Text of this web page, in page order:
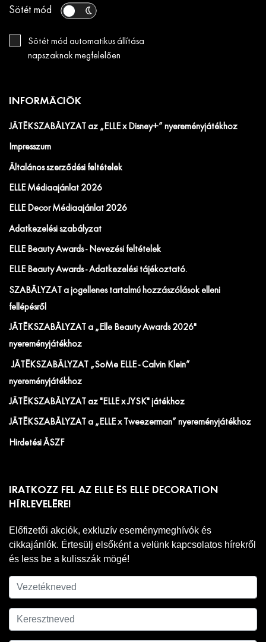
Sötét mód
Sötét mód automatikus állítása
napszaknak megfelelően
INFORMÁCIÓK
JÁTÉKSZABÁLYZAT az „ELLE x Disney+” nyereményjátékhoz
Impresszum
Általános szerződési feltételek
ELLE Médiaajánlat 2026
ELLE Decor Médiaajánlat 2026
Adatkezelési szabályzat
ELLE Beauty Awards - Nevezési feltételek
ELLE Beauty Awards - Adatkezelési tájékoztató.
SZABÁLYZAT a jogellenes tartalmú hozzászólások elleni
fellépésről
JÁTÉKSZABÁLYZAT a „Elle Beauty Awards 2026"
nyereményjátékhoz
JÁTÉKSZABÁLYZAT „SoMe ELLE - Calvin Klein”
nyereményjátékhoz
JÁTÉKSZABÁLYZAT az "ELLE x JYSK" játékhoz
JÁTÉKSZABÁLYZAT a „ELLE x Tweezerman” nyereményjátékhoz
Hirdetési ÁSZF
IRATKOZZ FEL AZ ELLE ÉS ELLE DECORATION
HÍRLEVELÉRE!
Előfizetői akciók, exkluzív eseménymeghívók és
cikkajánlók. Értesülj elsőként a velünk kapcsolatos hírekről
és less be a kulisszák mögé!